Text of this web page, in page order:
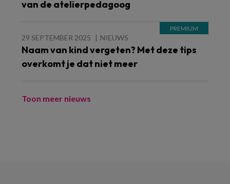
van de atelierpedagoog
29 SEPTEMBER 2025 NIEUWS
Naam van kind vergeten? Met deze tips
overkomt je dat niet meer
Toon meer nieuws